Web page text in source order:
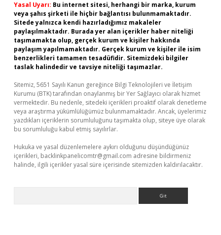
Yasal Uyarı: Bu internet sitesi, herhangi bir marka, kurum
veya şahıs şirketi ile hiçbir bağlantısı bulunmamaktadır.
Sitede yalnızca kendi hazırladığımız makaleler
paylaşılmaktadır. Burada yer alan içerikler haber niteliği
taşımamakta olup, gerçek kurum ve kişiler hakkında
paylaşım yapılmamaktadır. Gerçek kurum ve kişiler ile isim
benzerlikleri tamamen tesadüfidir. Sitemizdeki bilgiler
taslak halindedir ve tavsiye niteliği taşımazlar.
Sitemiz, 5651 Sayılı Kanun gereğince Bilgi Teknolojileri ve İletişim
Kurumu (BTK) tarafından onaylanmış bir Yer Sağlayıcı olarak hizmet
vermektedir. Bu nedenle, sitedeki içerikleri proaktif olarak denetleme
veya araştırma yükümlülüğümüz bulunmamaktadır. Ancak, üyelerimiz
yazdıkları içeriklerin sorumluluğunu taşımakta olup, siteye üye olarak
bu sorumluluğu kabul etmiş sayılırlar.
Hukuka ve yasal düzenlemelere aykırı olduğunu düşündüğünüz
içerikleri, backlinkpanelicomtr@gmail.com adresine bildirmeniz
halinde, ilgili içerikler yasal süre içerisinde sitemizden kaldırılacaktır.